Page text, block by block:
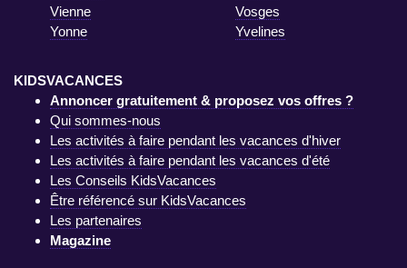
Vienne
Vosges
Yonne
Yvelines
KIDSVACANCES
Annoncer gratuitement & proposez vos offres ?
Qui sommes-nous
Les activités à faire pendant les vacances d'hiver
Les activités à faire pendant les vacances d'été
Les Conseils KidsVacances
Être référencé sur KidsVacances
Les partenaires
Magazine